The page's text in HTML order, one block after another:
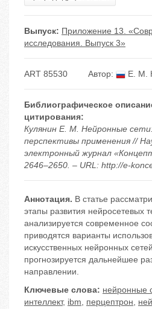
Выпуск: Приложение 13.
исследования. Выпуск 3»
ART 85530 Автор: Е. М.
Библиографическое
цитирования:
Кулянин Е. М. Нейронные
перспективы применения //
электронный журнал
2646–2650. – URL: http://e-
Аннотация. В статье
этапы развития нейросетевых
анализируется современное
приводятся варианты
искусственных нейронных
прогнозируется дальнейшее
направлении.
Ключевые слова: нейронные
интеллект, ibm, перцептрон,